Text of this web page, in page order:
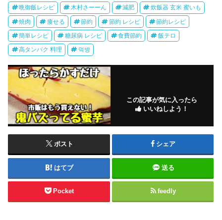
晩御飯レシピ 木村さーーん 減肥 炊飯器 玄米 蜜いも
焼肉 痩せる 節約 節約 レシピ 節約レシピ
簡単レシピ 糖尿病 レシピ 食費節約 飯テロ
高タンパク 料理 먹방
この記事が気に入ったら
いいねしよう！
ポスト シェア
はてブ 送る
Pocket feedly